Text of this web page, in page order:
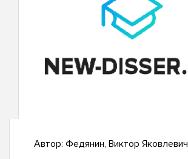
Автор: Федянин, Виктор Яковлевич